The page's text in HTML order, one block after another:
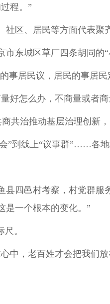
程。”
区、居民等方面代表聚
东城区草厂四条胡同的
事居民议，居民的事居
好怎么办，不商量或者
商共治推动基层治理创
”到线上“议事群”……各
县四邑村考察，村党群
是一个根本的变化。”
。
中，老百姓才会把我们